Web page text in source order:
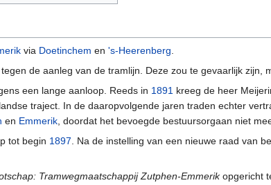
via Doetinchem en 's-Heerenberg.
tegen de aanleg van de tramlijn. Deze zou te gevaarlijk
een lange aanloop. Reeds in 1891 kreeg de heer
traject. In de daaropvolgende jaren traden echter
en Emmerik, doordat het bevoegde bestuursorgaan niet
tot begin 1897. Na de instelling van een nieuwe raad van
Tramwegmaatschappij Zutphen-Emmerikopgericht